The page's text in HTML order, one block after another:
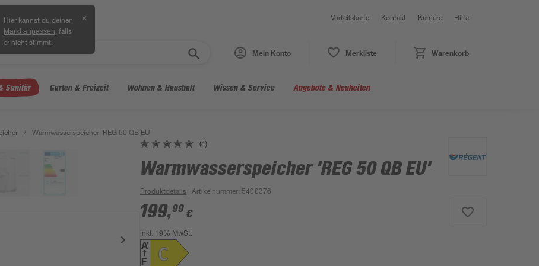
Hier kannst du deinen
Markt anpassen , falls
er nicht stimmt.
✕ Vorteilskarte Kontakt Karriere Hilfe
Mein Konto Merkliste Warenkorb
Sanitär Garten & Freizeit Wohnen & Haushalt Wissen & Service Angebote & Neuheiten
/ Warmwasserspeicher 'REG 50 QB EU'
(4)
Warmwasserspeicher 'REG 50 QB EU'
Produktdetails | Artikelnummer: 5400376
199,99 €
inkl. 19% MwSt.